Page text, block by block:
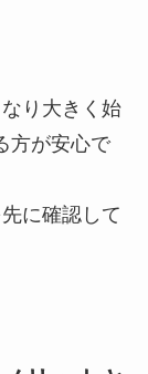
り大きく始
方が安心で
に確認して